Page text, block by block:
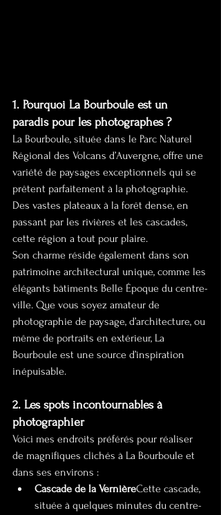
1. Pourquoi La Bourboule est un
paradis pour les photographes ?
La Bourboule, située dans le Parc Naturel
Régional des Volcans d’Auvergne, offre une
variété de paysages exceptionnels qui se
prêtent parfaitement à la photographie.
Des vastes plateaux à la forêt dense, en
passant par les rivières et les cascades,
cette région a tout pour plaire.
Son charme réside également dans son
patrimoine architectural unique, comme les
élégants bâtiments Belle Époque du centre-
ville. Que vous soyez amateur de
photographie de paysage, d’architecture, ou
même de portraits en extérieur, La
Bourboule est une source d’inspiration
inépuisable.
2. Les spots incontournables à
photographier
Voici mes endroits préférés pour réaliser
de magnifiques clichés à La Bourboule et
dans ses environs :
Cascade de la VernièreCette cascade,
située à quelques minutes du centre-